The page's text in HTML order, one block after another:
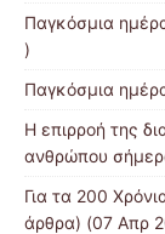
Παγκόσμια
)
Παγκόσμια
Η επιρροή της
ανθρώπου
Για τα 200
άρθρα) (07 Απρ